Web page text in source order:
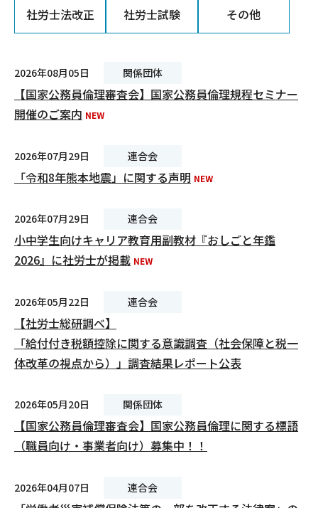
社労士法改正 社労士試験 その他
2026年08月05日 関係団体
【国家公務員倫理審査会】国家公務員倫理規程セミナー
開催のご案内
2026年07月29日 連合会
「令和8年熊本地震」に関する声明
2026年07月29日 連合会
小中学生向けキャリア教育用副教材『おしごと年鑑
2026』に社労士が掲載
2026年05月22日 連合会
【社労士総研調べ】
「給付付き税額控除に関する意識調査（社会保障と税一
体改革の視点から）」調査結果レポート公表
2026年05月20日 関係団体
【国家公務員倫理審査会】国家公務員倫理に関する標語
（職員向け・事業者向け）募集中！！
2026年04月07日 連合会